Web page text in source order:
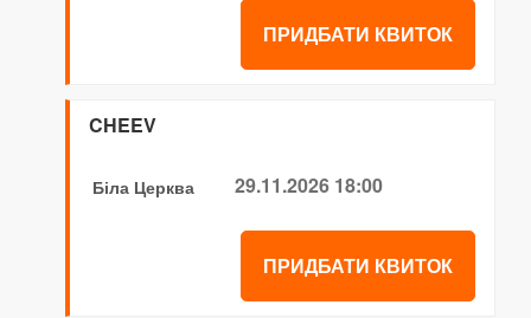
ПРИДБАТИ КВИТОК
CHEEV
Біла Церква 29.11.2026 18:00
ПРИДБАТИ КВИТОК